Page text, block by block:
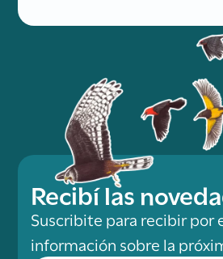
Recibí las
Suscribite para recibir por
información sobre la